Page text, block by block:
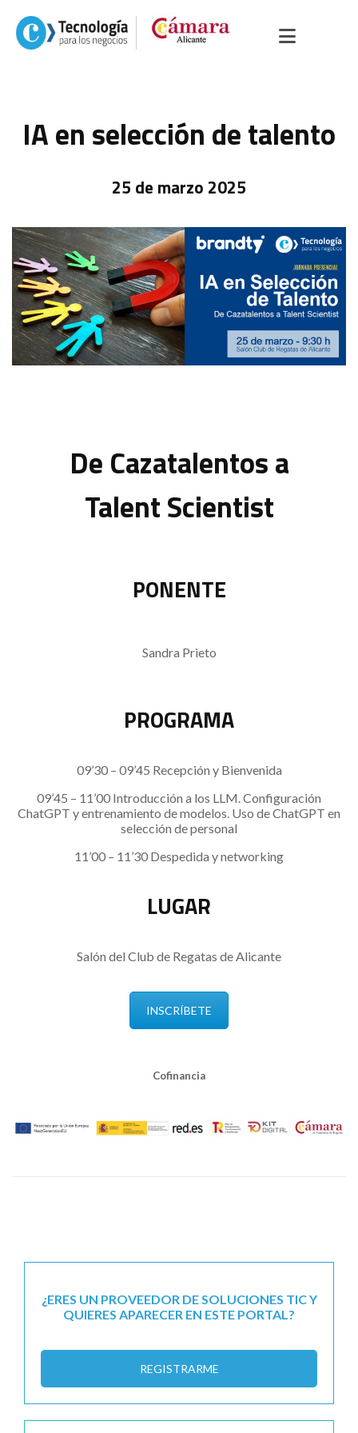
IA en selección de talento
25 de marzo 2025
De Cazatalentos a
Talent Scientist
PONENTE
Sandra Prieto
PROGRAMA
09’30 – 09’45 Recepción y Bienvenida
09’45 – 11’00 Introducción a los LLM. Configuración
ChatGPT y entrenamiento de modelos. Uso de ChatGPT en
selección de personal
11’00 – 11’30 Despedida y networking
LUGAR
Salón del Club de Regatas de Alicante
INSCRÍBETE
Cofinancia
¿ERES UN PROVEEDOR DE SOLUCIONES TIC Y
QUIERES APARECER EN ESTE PORTAL?
REGISTRARME